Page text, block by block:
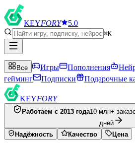
KEYFORY 5.0
⌘K
Все Игры Пополнения
гейминг
Подписки Подарочные
KEYFORY
Работаем с 2013 года10 млн+
дней
Надёжность
Качество Цена